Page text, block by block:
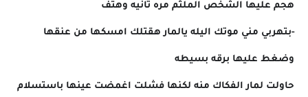
هجم عليها الشخص الملثم مره تانيه وهتف
-بتهربي مني موتك اليله يالمار هقتلك امسكها من عنقها
وضغط عليها برقه بسيطه
حاولت لمار الفكاك منه لكنها فشلت اغمضت عينها باستسلام